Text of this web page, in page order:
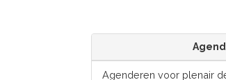
Agenderen voor plenair